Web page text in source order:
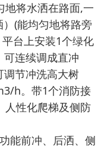
地将水洒在路面,一
(能均匀地将路旁
台上安装1个绿化
连续调成直冲
调节冲洗高大树
h。带1个消防接
人性化爬梯及侧防
能前冲、后洒、侧